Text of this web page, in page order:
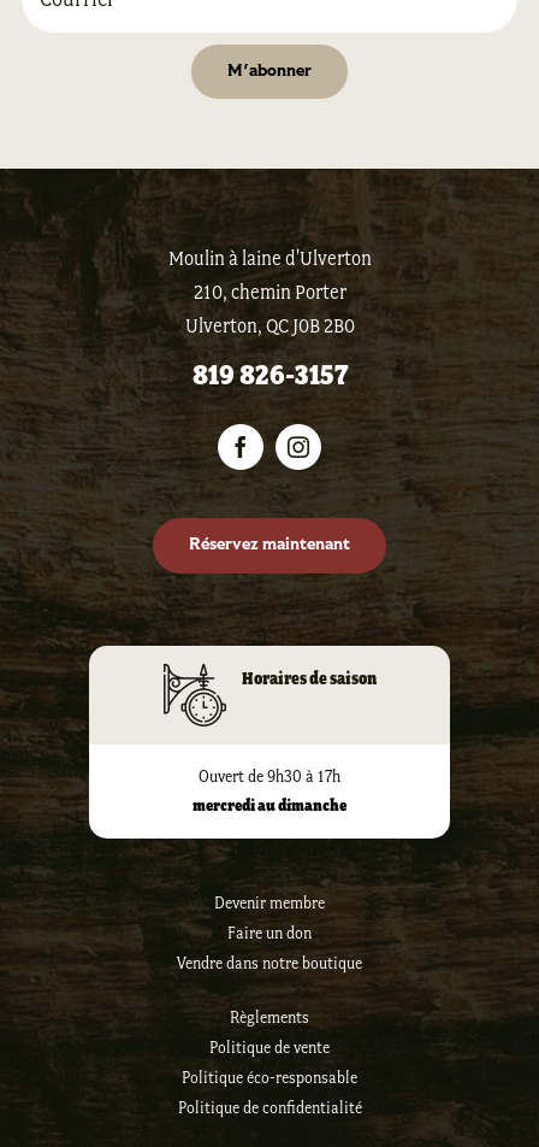
Moulin à laine d'Ulverton
210, chemin Porter
Ulverton, QC J0B 2B0
819 826-3157
Horaires de saison
Ouvert de 9h30 à 17h
mercredi au dimanche
Devenir membre
Faire un don
Vendre dans notre boutique
Règlements
Politique de vente
Politique éco-responsable
Politique de confidentialité
Réservez maintenant